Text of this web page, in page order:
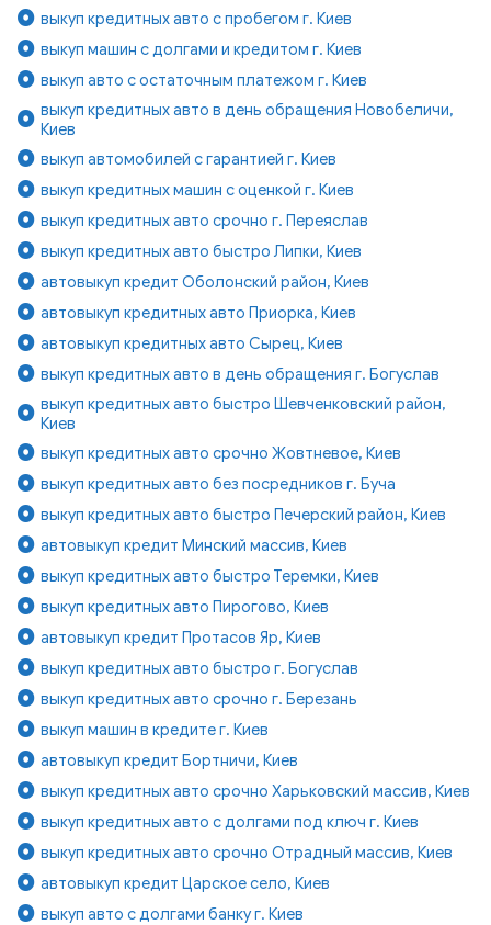
выкуп кредитных авто с пробегом г. Киев
выкуп машин с долгами и кредитом г. Киев
выкуп авто с остаточным платежом г. Киев
выкуп кредитных авто в день обращения Новобеличи,
Киев
выкуп автомобилей с гарантией г. Киев
выкуп кредитных машин с оценкой г. Киев
выкуп кредитных авто срочно г. Переяслав
выкуп кредитных авто быстро Липки, Киев
автовыкуп кредит Оболонский район, Киев
автовыкуп кредитных авто Приорка, Киев
автовыкуп кредитных авто Сырец, Киев
выкуп кредитных авто в день обращения г. Богуслав
выкуп кредитных авто быстро Шевченковский район,
Киев
выкуп кредитных авто срочно Жовтневое, Киев
выкуп кредитных авто без посредников г. Буча
выкуп кредитных авто быстро Печерский район, Киев
автовыкуп кредит Минский массив, Киев
выкуп кредитных авто быстро Теремки, Киев
выкуп кредитных авто Пирогово, Киев
автовыкуп кредит Протасов Яр, Киев
выкуп кредитных авто быстро г. Богуслав
выкуп кредитных авто срочно г. Березань
выкуп машин в кредите г. Киев
автовыкуп кредит Бортничи, Киев
выкуп кредитных авто срочно Харьковский массив, Киев
выкуп кредитных авто с долгами под ключ г. Киев
выкуп кредитных авто срочно Отрадный массив, Киев
автовыкуп кредит Царское село, Киев
выкуп авто с долгами банку г. Киев